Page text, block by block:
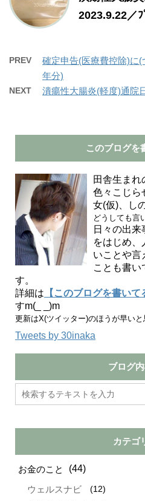
2023.9.22／
PREV
確定申告(医療費控除)に
年分)
NEXT 潰瘍性大腸炎(軽度)通院
このブログを
田舎生まれ
色々こじ
女(仮)、し
どうしても言
日々の出
をはじめ、
いことや言
ことも書い
す。
詳細は 【このブログを書いて
すm(_ _)m
更新はX(ツイッター)のほうが早いと
Tweets by 30inaka
ブログ
カテゴ
お金のこと (44)
ウェルスナビ (12)